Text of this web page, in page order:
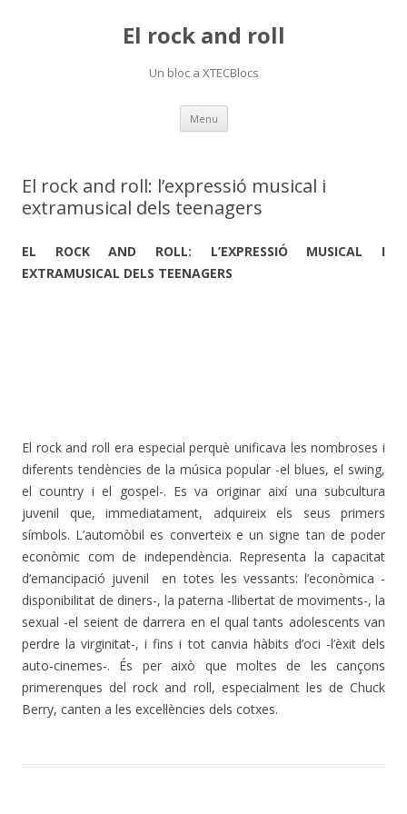
El rock and roll
Un bloc a XTECBlocs
Menu Skip
content
El rock and roll: l’expressió musical i
extramusical dels teenagers
EL ROCK AND ROLL: L’EXPRESSIÓ MUSICAL I
EXTRAMUSICAL DELS TEENAGERS
El rock and roll era especial perquè unificava les nombroses i
diferents tendències de la música popular -el blues, el swing,
el country i el gospel-. Es va originar així una subcultura
juvenil que, immediatament, adquireix els seus primers
símbols. L’automòbil es converteix e un signe tan de poder
econòmic com de independència. Representa la capacitat
d’emancipació juvenil en totes les vessants: l’econòmica -
disponibilitat de diners-, la paterna -llibertat de moviments-, la
sexual -el seient de darrera en el qual tants adolescents van
perdre la virginitat-, i fins i tot canvia hàbits d’oci -l’èxit dels
auto-cinemes-. És per això que moltes de les cançons
primerenques del rock and roll, especialment les de Chuck
Berry, canten a les excel·lències dels cotxes.